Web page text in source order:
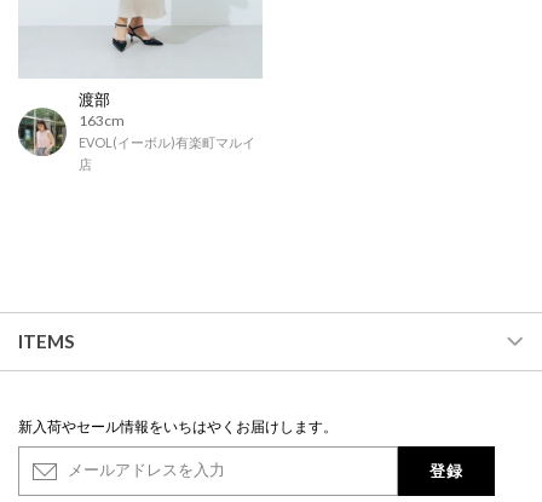
渡部
163cm
EVOL(イーボル)有楽町マルイ
店
ITEMS
新入荷やセール情報をいちはやくお届けします。
登録